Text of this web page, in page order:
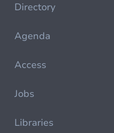
Directory
Agenda
Access
Jobs
Libraries